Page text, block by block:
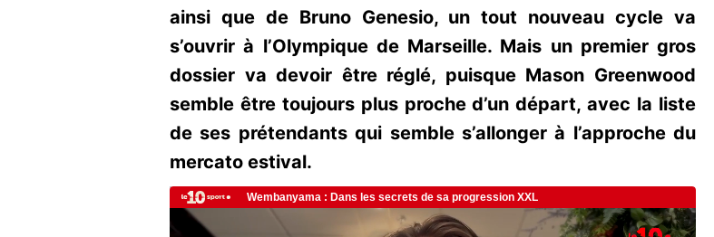
ainsi que de Bruno Genesio, un tout nouveau cycle va
s’ouvrir à l’Olympique de Marseille. Mais un premier gros
dossier va devoir être réglé, puisque Mason Greenwood
semble être toujours plus proche d’un départ, avec la liste
de ses prétendants qui semble s’allonger à l’approche du
mercato estival.